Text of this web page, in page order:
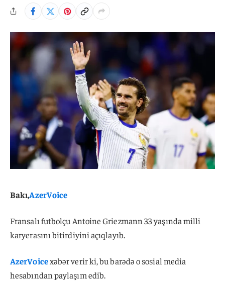
Bakı,AzerVoice
Fransalı futbolçu Antoine Griezmann 33 yaşında milli
karyerasını bitirdiyini açıqlayıb.
AzerVoicexəbər verir ki, bu barədə o sosial media
hesabından paylaşım edib.